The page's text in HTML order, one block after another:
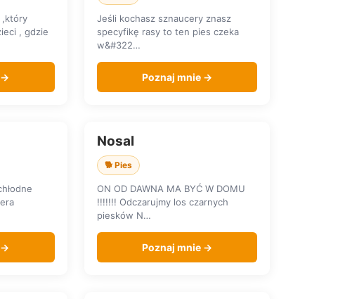
,który
, gdzie
→
Jeśli kochasz sznaucery znasz
specyfikę rasy to ten pies czeka
w&#322…
Poznaj mnie →
→
SZUKA DOMU
Nosal
🐕 Pies
ON OD DAWNA MA BYĆ W DOMU
!!!!!!! Odczarujmy los czarnych
piesków N…
Poznaj mnie →